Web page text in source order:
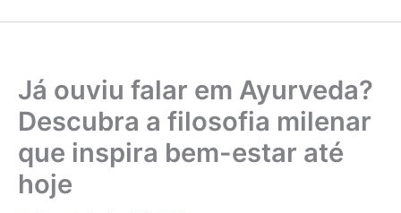
Já ouviu falar em Ayurveda?
Descubra a filosofia milenar
que inspira bem-estar até
hoje